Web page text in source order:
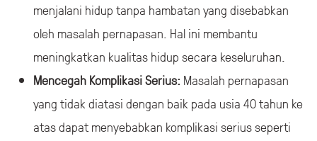
menjalani hidup tanpa hambatan yang disebabkan
oleh masalah pernapasan. Hal ini membantu
meningkatkan kualitas hidup secara keseluruhan.
Mencegah Komplikasi Serius: Masalah pernapasan
yang tidak diatasi dengan baik pada usia 40 tahun ke
atas dapat menyebabkan komplikasi serius seperti